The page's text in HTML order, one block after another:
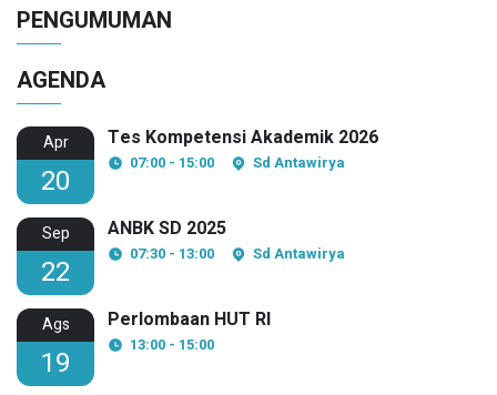
PENGUMUMAN
AGENDA
Apr
20
Tes Kompetensi Akademik 2026
07:00 - 15:00 Sd Antawirya
Sep
22
ANBK SD 2025
07:30 - 13:00 Sd Antawirya
Ags
19
Perlombaan HUT RI
13:00 - 15:00